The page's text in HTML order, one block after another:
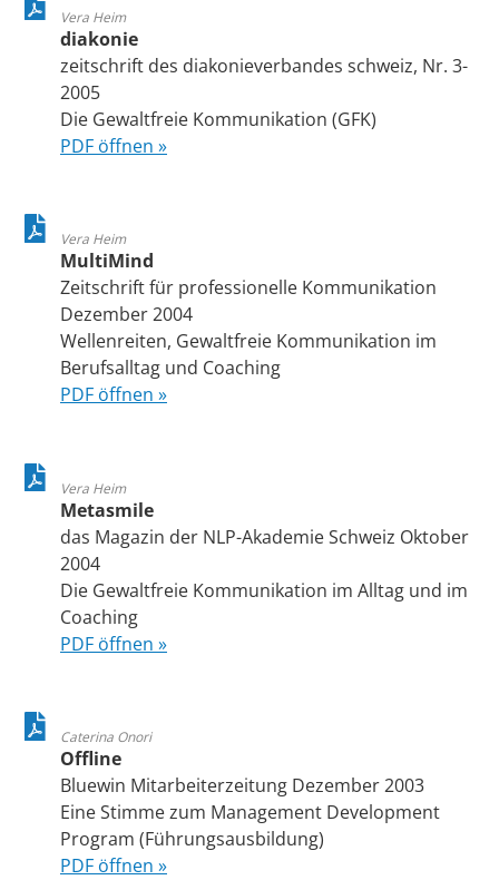
Vera Heim
diakonie
zeitschrift des diakonieverbandes schweiz, Nr. 3-
2005
Die Gewaltfreie Kommunikation (GFK)
PDF öffnen »
Vera Heim
MultiMind
Zeitschrift für professionelle Kommunikation
Dezember 2004
Wellenreiten, Gewaltfreie Kommunikation im
Berufsalltag und Coaching
PDF öffnen »
Vera Heim
Metasmile
das Magazin der NLP-Akademie Schweiz Oktober
2004
Die Gewaltfreie Kommunikation im Alltag und im
Coaching
PDF öffnen »
Caterina Onori
Offline
Bluewin Mitarbeiterzeitung Dezember 2003
Eine Stimme zum Management Development
Program (Führungsausbildung)
PDF öffnen »